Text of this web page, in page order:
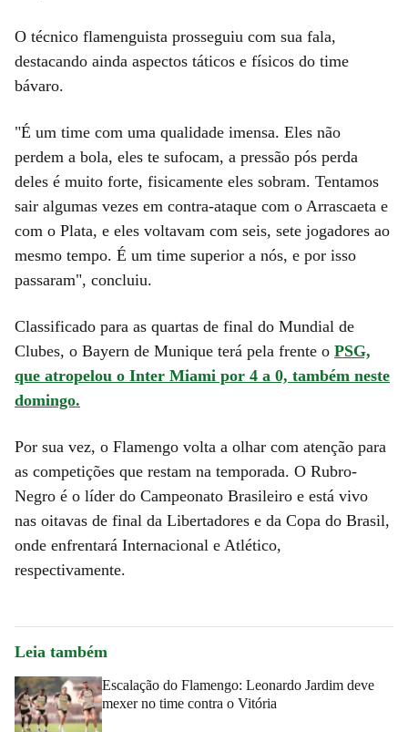
O técnico flamenguista prosseguiu com sua fala,
destacando ainda aspectos táticos e físicos do time
bávaro.
"É um time com uma qualidade imensa. Eles não
perdem a bola, eles te sufocam, a pressão pós perda
deles é muito forte, fisicamente eles sobram. Tentamos
sair algumas vezes em contra-ataque com o Arrascaeta e
com o Plata, e eles voltavam com seis, sete jogadores ao
mesmo tempo. É um time superior a nós, e por isso
passaram", concluiu.
Classificado para as quartas de final do Mundial de
Clubes, o Bayern de Munique terá pela frente o PSG,
que atropelou o Inter Miami por 4 a 0, também neste
domingo.
Por sua vez, o Flamengo volta a olhar com atenção para
as competições que restam na temporada. O Rubro-
Negro é o líder do Campeonato Brasileiro e está vivo
nas oitavas de final da Libertadores e da Copa do Brasil,
onde enfrentará Internacional e Atlético,
respectivamente.
Leia também
Escalação do Flamengo: Leonardo Jardim deve
mexer no time contra o Vitória